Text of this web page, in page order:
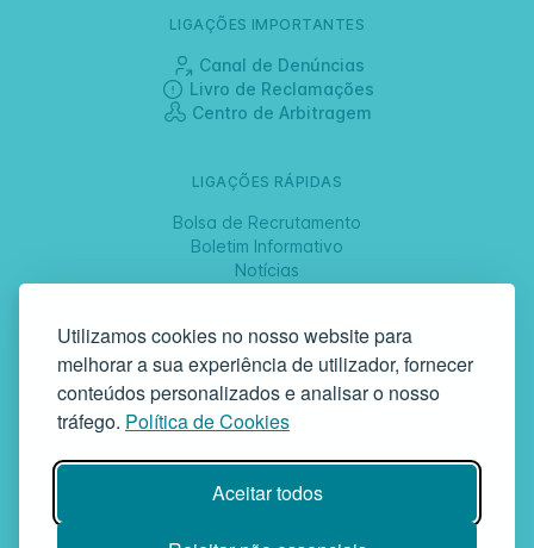
Utilizamos cookies no nosso website para
melhorar a sua experiência de utilizador, fornecer
conteúdos personalizados e analisar o nosso
tráfego. Política de Cookies
Aceitar todos
LIGAÇÕES IMPORTANTES
Canal de Denúncias
Livro de Reclamações
Centro de Arbitragem
LIGAÇÕES RÁPIDAS
Bolsa de Recrutamento
Boletim Informativo
Notícias
SIGA-NOS
GAF | Gabinete de Atendimento à Família
Rua da Bandeira, 342 | 4900-561 Viana do Castelo | tel +351 258
Instituição Particular de Solidariedade Social | Inscrição nº 58/96